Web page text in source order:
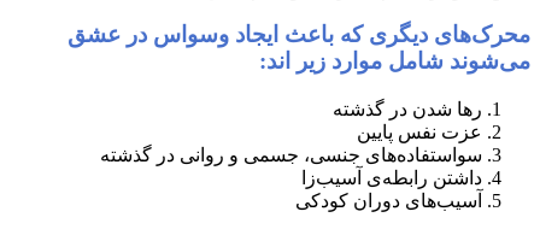
محرک‌های دیگری که باعث ایجاد وسواس در عشق
می‌شوند شامل موارد زیر اند:
رها شدن در گذشته
عزت نفس پایین
سواستفاده‌های جنسی، جسمی و روانی در گذشته
داشتن رابطه‌ی آسیب‌زا
آسیب‌های دوران کودکی